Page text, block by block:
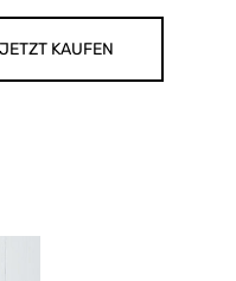
KAUFEN